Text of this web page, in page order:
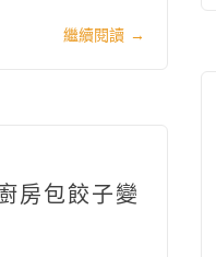
繼續閱讀 →
房包餃子變